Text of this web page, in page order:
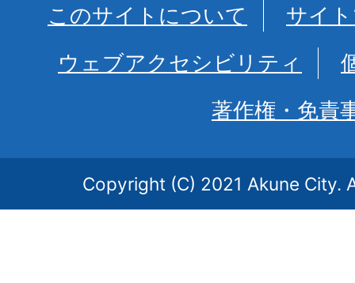
このサイトについて
サイ
ウェブアクセシビリティ
著作権・免責
Copyright (C) 2021 Akune City.